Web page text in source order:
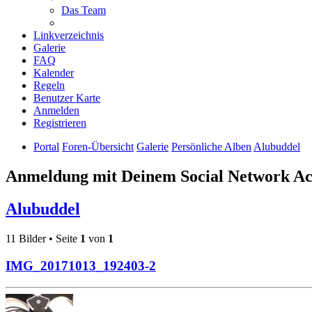
Das Team
Linkverzeichnis
Galerie
FAQ
Kalender
Regeln
Benutzer Karte
Anmelden
Registrieren
Portal Foren-Übersicht Galerie Persönliche Alben Alubuddel
Anmeldung mit Deinem Social Network
Alubuddel
11 Bilder • Seite 1 von 1
IMG_20171013_192403-2